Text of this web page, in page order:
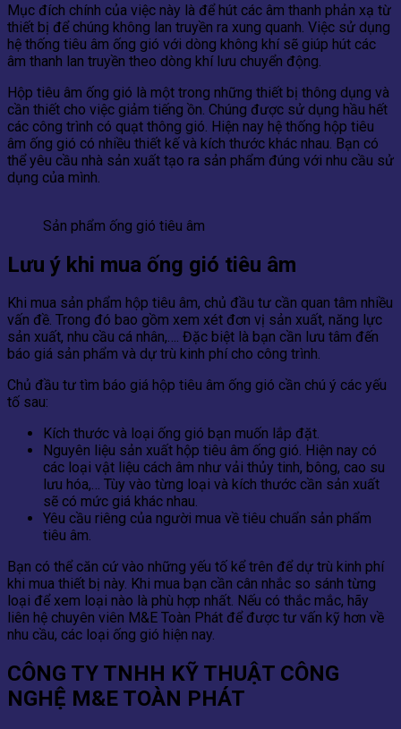
Mục đích chính của việc này là để hút các âm thanh phản xạ từ
thiết bị để chúng không lan truyền ra xung quanh. Việc sử dụng
hệ thống tiêu âm ống gió với dòng không khí sẽ giúp hút các
âm thanh lan truyền theo dòng khí lưu chuyển động.
Hộp tiêu âm ống gió là một trong những thiết bị thông dụng và
cần thiết cho việc giảm tiếng ồn. Chúng được sử dụng hầu hết
các công trình có quạt thông gió. Hiện nay hệ thống hộp tiêu
âm ống gió có nhiều thiết kế và kích thước khác nhau. Bạn có
thể yêu cầu nhà sản xuất tạo ra sản phẩm đúng với nhu cầu sử
dụng của mình.
Sản phẩm ống gió tiêu âm
Lưu ý khi mua ống gió tiêu âm
Khi mua sản phẩm hộp tiêu âm, chủ đầu tư cần quan tâm nhiều
vấn đề. Trong đó bao gồm xem xét đơn vị sản xuất, năng lực
sản xuất, nhu cầu cá nhân,…. Đặc biệt là bạn cần lưu tâm đến
báo giá sản phẩm và dự trù kinh phí cho công trình.
Chủ đầu tư tìm báo giá hộp tiêu âm ống gió cần chú ý các yếu
tố sau:
Kích thước và loại ống gió bạn muốn lắp đặt.
Nguyên liệu sản xuất hộp tiêu âm ống gió. Hiện nay có
các loại vật liệu cách âm như vải thủy tinh, bông, cao su
lưu hóa,… Tùy vào từng loại và kích thước cần sản xuất
sẽ có mức giá khác nhau.
Yêu cầu riêng của người mua về tiêu chuẩn sản phẩm
tiêu âm.
Bạn có thể căn cứ vào những yếu tố kể trên để dự trù kinh phí
khi mua thiết bị này. Khi mua bạn cần cân nhắc so sánh từng
loại để xem loại nào là phù hợp nhất. Nếu có thắc mắc, hãy
liên hệ chuyên viên M&E Toàn Phát để được tư vấn kỹ hơn về
nhu cầu, các loại ống gió hiện nay.
CÔNG TY TNHH KỸ THUẬT CÔNG
NGHỆ M&E TOÀN PHÁT